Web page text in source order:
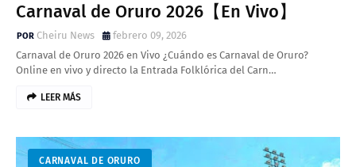
Carnaval de Oruro 2026【En Vivo】
Cheiru News
febrero 09, 2026
Carnaval de Oruro 2026 en Vivo ¿Cuándo es Carnaval de Oruro?
Online en vivo y directo la Entrada Folklórica del Carn…
LEER MÁS
CARNAVAL DE ORURO